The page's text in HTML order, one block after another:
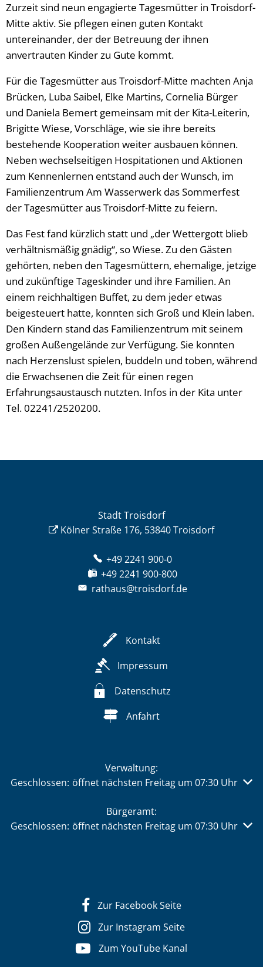
Zurzeit sind neun engagierte Tagesmütter in Troisdorf-
Mitte aktiv. Sie pflegen einen guten Kontakt
untereinander, der der Betreuung der ihnen
anvertrauten Kinder zu Gute kommt.
Für die Tagesmütter aus Troisdorf-Mitte machten Anja
Brücken, Luba Saibel, Elke Martins, Cornelia Bürger
und Daniela Bemert gemeinsam mit der Kita-Leiterin,
Brigitte Wiese, Vorschläge, wie sie ihre bereits
bestehende Kooperation weiter ausbauen können.
Neben wechselseitigen Hospitationen und Aktionen
zum Kennenlernen entstand auch der Wunsch, im
Familienzentrum Am Wasserwerk das Sommerfest
der Tagesmütter aus Troisdorf-Mitte zu feiern.
Das Fest fand kürzlich statt und „der Wettergott blieb
verhältnismäßig gnädig“, so Wiese. Zu den Gästen
gehörten, neben den Tagesmüttern, ehemalige, jetzige
und zukünftige Tageskinder und ihre Familien. An
einem reichhaltigen Buffet, zu dem jeder etwas
beigesteuert hatte, konnten sich Groß und Klein laben.
Den Kindern stand das Familienzentrum mit seinem
großen Außengelände zur Verfügung. Sie konnten
nach Herzenslust spielen, buddeln und toben, während
die Erwachsenen die Zeit für einen regen
Erfahrungsaustausch nutzten. Infos in der Kita unter
Tel. 02241/2520200.
Stadt Troisdorf
Kölner Straße 176, 53840 Troisdorf
+49 2241 900-0
+49 2241 900-800
rathaus@troisdorf.de
Kontakt
Impressum
Datenschutz
Anfahrt
Verwaltung:
Klicken, um weitere Öffnungs- oder Schließzeiten
Geschlossen: öffnet nächsten Freitag um 07:30 Uhr
Bürgeramt:
Klicken, um weitere Öffnungs- oder Schließzeiten
Geschlossen: öffnet nächsten Freitag um 07:30 Uhr
Zur Facebook Seite
Zur Instagram Seite
Zum YouTube Kanal